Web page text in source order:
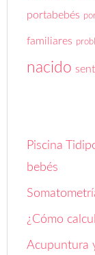
portabebés
familiares
nacido
Piscina
bebés
¿Cómo
Acupuntura